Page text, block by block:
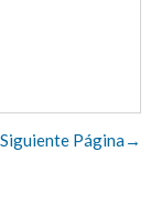
Siguiente Página→